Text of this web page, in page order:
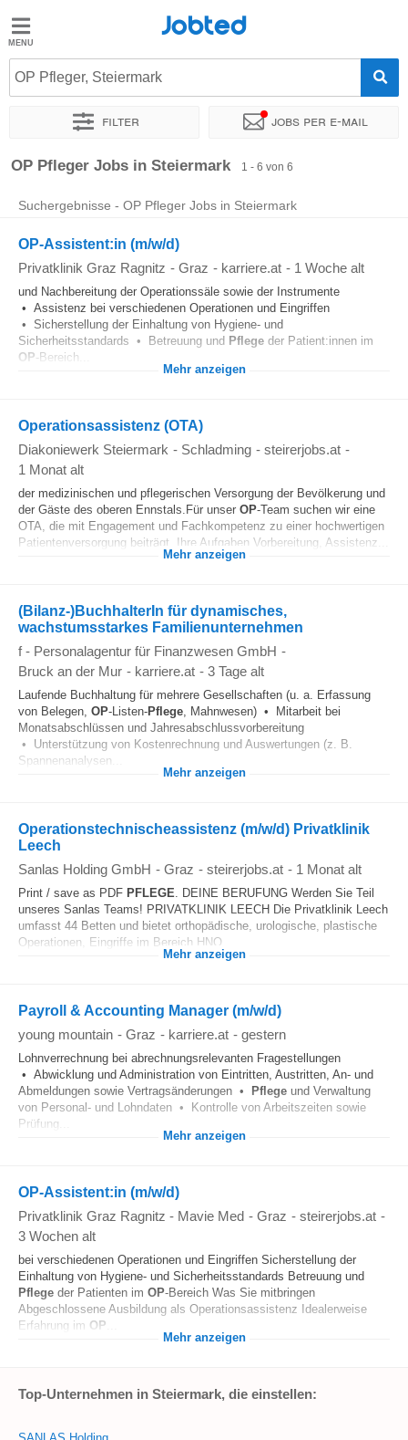
Jobted
Jobs
Jobted
OP Pfleger, Steiermark
Filter Jobs per e-mail
Sortieren nach Unternehmen Personaldienstleister
OP Pfleger Jobs in Steiermark 1 - 6 von 6
Suchergebnisse - OP Pfleger Jobs in Steiermark
OP-Assistent:in (m/w/d)
Privatklinik Graz Ragnitz - Graz - karriere.at - 1 Woche alt
und Nachbereitung der Operationssäle sowie der Instrumente
• Assistenz bei verschiedenen Operationen und Eingriffen
• Sicherstellung der Einhaltung von Hygiene- und
Sicherheitsstandards • Betreuung und Pflege der Patient:innen im
OP-Bereich...
Mehr anzeigen
Operationsassistenz (OTA)
Diakoniewerk Steiermark - Schladming - steirerjobs.at -
1 Monat alt
der medizinischen und pflegerischen Versorgung der Bevölkerung und
der Gäste des oberen Ennstals.Für unser OP-Team suchen wir eine
OTA, die mit Engagement und Fachkompetenz zu einer hochwertigen
Patientenversorgung beiträgt. Ihre Aufgaben Vorbereitung, Assistenz...
Mehr anzeigen
(Bilanz-)BuchhalterIn für dynamisches,
wachstumsstarkes Familienunternehmen
f - Personalagentur für Finanzwesen GmbH -
Bruck an der Mur - karriere.at - 3 Tage alt
Laufende Buchhaltung für mehrere Gesellschaften (u. a. Erfassung
von Belegen, OP-Listen-Pflege, Mahnwesen) • Mitarbeit bei
Monatsabschlüssen und Jahresabschlussvorbereitung
• Unterstützung von Kostenrechnung und Auswertungen (z. B.
Spannenanalysen...
Mehr anzeigen
Operationstechnischeassistenz (m/w/d) Privatklinik
Leech
Sanlas Holding GmbH - Graz - steirerjobs.at - 1 Monat alt
Print / save as PDF PFLEGE. DEINE BERUFUNG Werden Sie Teil
unseres Sanlas Teams! PRIVATKLINIK LEECH Die Privatklinik Leech
umfasst 44 Betten und bietet orthopädische, urologische, plastische
Operationen, Eingriffe im Bereich HNO...
Mehr anzeigen
Payroll & Accounting Manager (m/w/d)
young mountain - Graz - karriere.at - gestern
Lohnverrechnung bei abrechnungsrelevanten Fragestellungen
• Abwicklung und Administration von Eintritten, Austritten, An- und
Abmeldungen sowie Vertragsänderungen • Pflege und Verwaltung
von Personal- und Lohndaten • Kontrolle von Arbeitszeiten sowie
Prüfung...
Mehr anzeigen
OP-Assistent:in (m/w/d)
Privatklinik Graz Ragnitz - Mavie Med - Graz - steirerjobs.at -
3 Wochen alt
bei verschiedenen Operationen und Eingriffen Sicherstellung der
Einhaltung von Hygiene- und Sicherheitsstandards Betreuung und
Pflege der Patienten im OP-Bereich Was Sie mitbringen
Abgeschlossene Ausbildung als Operationsassistenz Idealerweise
Erfahrung im OP
Mehr anzeigen
Top-Unternehmen in Steiermark, die einstellen: